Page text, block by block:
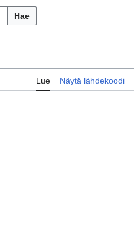
Hae
Lue Näytä lähdekoodi